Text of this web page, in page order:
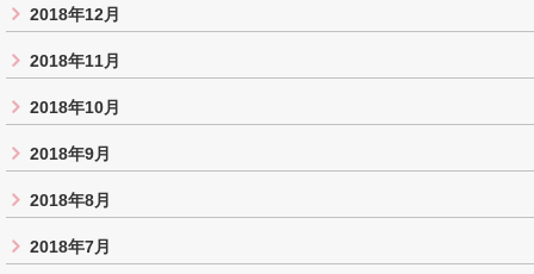
2018年12月
2018年11月
2018年10月
2018年9月
2018年8月
2018年7月